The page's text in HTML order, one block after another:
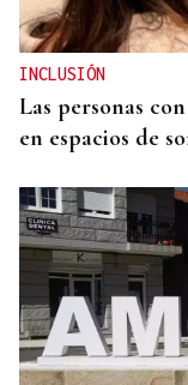
INCLUSIÓN
Las personas
en espacios de